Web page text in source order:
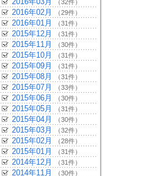
（32件）
2016年02月 （29件）
2016年01月 （31件）
2015年12月 （31件）
2015年11月 （30件）
2015年10月 （31件）
2015年09月 （31件）
2015年08月 （31件）
2015年07月 （33件）
2015年06月 （30件）
2015年05月 （31件）
2015年04月 （30件）
2015年03月 （32件）
2015年02月 （28件）
2015年01月 （31件）
2014年12月 （31件）
2014年11月 （30件）